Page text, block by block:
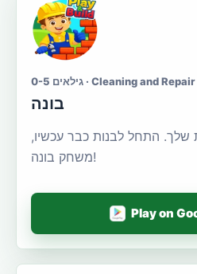
גילאים 0-5 · Cleaning and Repair
בונה
שלך. התחל לבנות כבר עכשיו,
משחק בונה!
Play on